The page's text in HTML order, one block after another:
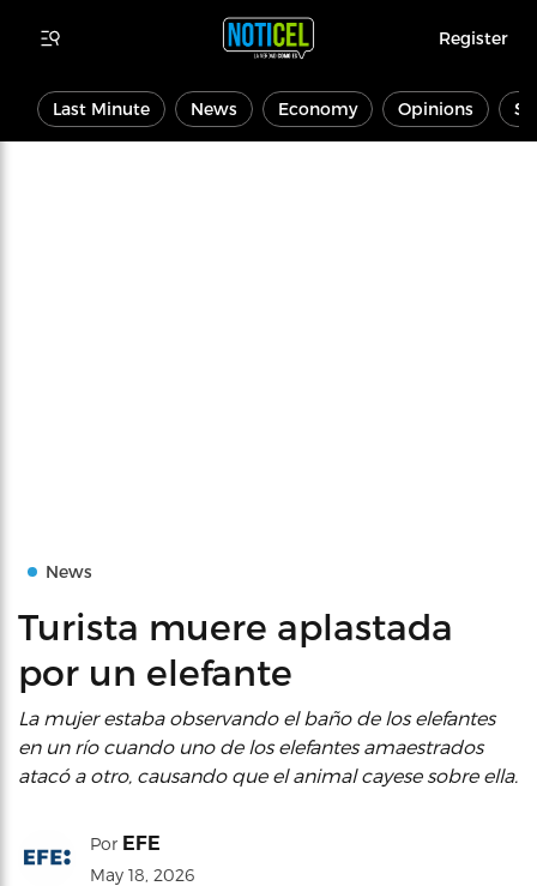
Register
Last Minute News Economy Opinions
News
Turista muere aplastada
por un elefante
La mujer estaba observando el baño de los elefantes
en un río cuando uno de los elefantes amaestrados
atacó a otro, causando que el animal cayese sobre ella.
Por EFE
May 18, 2026